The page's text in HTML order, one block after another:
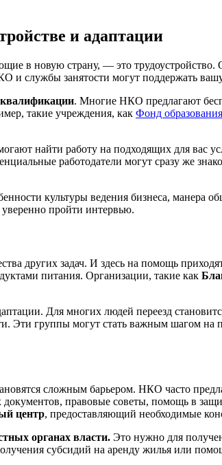
и адаптации
в новую страну, — это
и службы занятости могут поддержать
. Многие НКО предлагают
такие учреждения, как Фонд образования
найти работу на подходящих для вас
работодатели могут сразу же
культуры ведения бизнеса, манера
пройти интервью.
других задач. И здесь на помощь
питания. Организации, такие как
Для многих людей переезд
Эти группы могут стать важным шагом на
сложным барьером. НКО часто
правовые советы, помощь в
центр, предоставляющий необходимые
органах власти. Это нужно для
субсидий на аренду жилья или